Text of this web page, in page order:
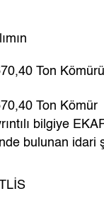
Ton
Ton Kömür
bilgiye
bulunan idari